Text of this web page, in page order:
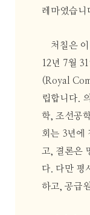
레마였습니
처칠은
12년 7월
(Royal
립합니다.
학, 조선공
회는 3년에
고, 결론은
다. 다만 평
하고, 공급